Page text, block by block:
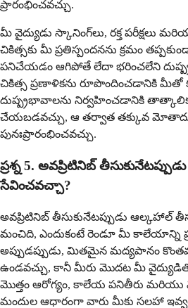
ప్రారంభించవచ్చు.
మీ వైద్యుడు స్కానింగ్‌లు, రక్త పరీక్షలు
చికిత్సకు మీ ప్రతిస్పందనను క్రమం
పనిచేయడం ఆగిపోతే లేదా భరించలేని
చికిత్స ప్రణాళికను రూపొందించడానికి మీతో
దుష్ప్రభావాలను నిర్వహించడానికి
చేయబడవచ్చు, ఆ తర్వాత తక్కువ
పునఃప్రారంభించవచ్చు.
ప్రశ్న 5. అవప్రిటినిబ్
సేవించవచ్చా?
అవప్రిటినిబ్ తీసుకునేటప్పుడు ఆల్కహాల్
మంచిది, ఎందుకంటే రెండూ మీ కాలేయాన్ని
అప్పుడప్పుడు, మితమైన మద్యపానం
ఉండవచ్చు, కానీ మీరు మొదట మీ
మొత్తం ఆరోగ్యం, కాలేయ పనితీరు మరియు
మందుల ఆధారంగా వారు మీకు సలహా